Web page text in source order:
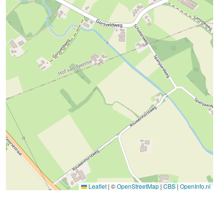
Leaflet | ©OpenStreetMap | CBS| OpenInfo.nl